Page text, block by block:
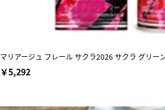
マリアージュ フレール サクラ2026 サクラ グリー
￥5,292